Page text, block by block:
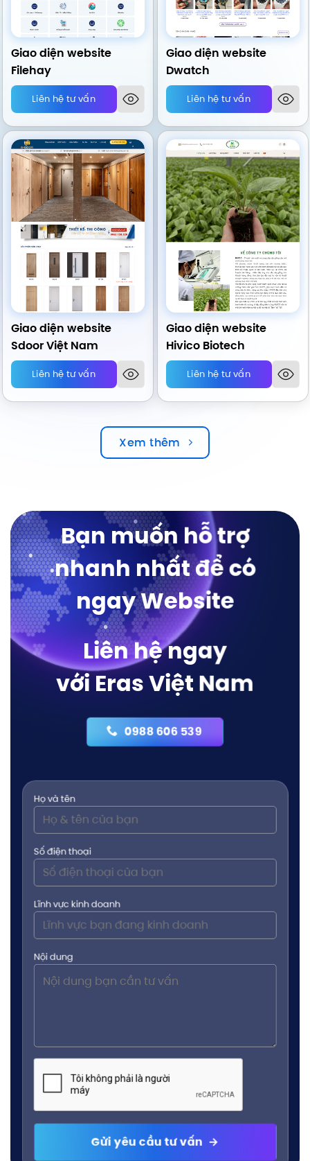
Giao diện website
Filehay
Liên hệ tư vấn
Giao diện website
Dwatch
Liên hệ tư vấn
Giao diện website
Sdoor Việt Nam
Liên hệ tư vấn
Giao diện website
Hivico Biotech
Liên hệ tư vấn
Xem thêm
Bạn muốn hỗ trợ
nhanh nhất để có
ngay Website
Liên hệ ngay
với Eras Việt Nam
0988 606 539
Họ và tên
Số điện thoại
Lĩnh vực kinh doanh
Nội dung